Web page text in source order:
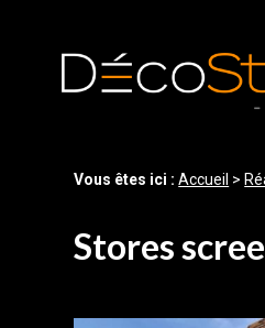
Vous êtes ici :Accueil >
Stores